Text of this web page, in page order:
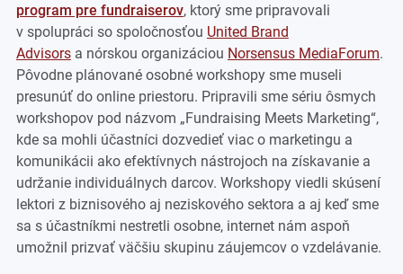
program pre fundraiserov, ktorý sme pripravovali
v spolupráci so spoločnosťou United Brand
Advisorsa nórskou organizáciou Norsensus MediaForum.
Pôvodne plánované osobné workshopy sme museli
presunúť do online priestoru. Pripravili sme sériu ôsmych
workshopov pod názvom „Fundraising Meets Marketing“,
kde sa mohli účastníci dozvedieť viac o marketingu a
komunikácii ako efektívnych nástrojoch na získavanie a
udržanie individuálnych darcov. Workshopy viedli skúsení
lektori z biznisového aj neziskového sektora a aj keď sme
sa s účastníkmi nestretli osobne, internet nám aspoň
umožnil prizvať väčšiu skupinu záujemcov o vzdelávanie.